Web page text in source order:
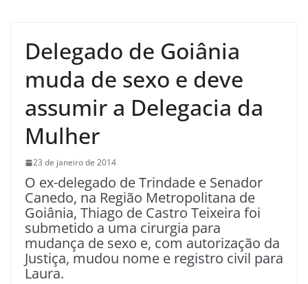
Delegado de Goiânia
muda de sexo e deve
assumir a Delegacia da
Mulher
23 de janeiro de 2014
O ex-delegado de Trindade e Senador
Canedo, na Região Metropolitana de
Goiânia, Thiago de Castro Teixeira foi
submetido a uma cirurgia para
mudança de sexo e, com autorização da
Justiça, mudou nome e registro civil para
Laura.